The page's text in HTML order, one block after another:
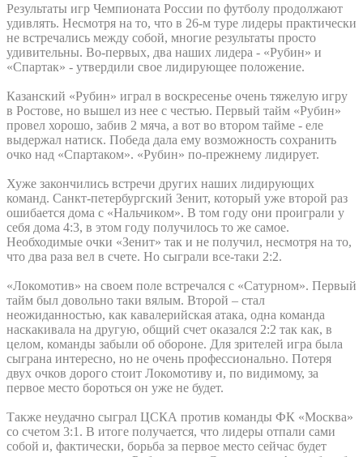
Результаты игр Чемпионата России по футболу продолжают
удивлять. Несмотря на то, что в 26-м туре лидеры практически
не встречались между собой, многие результаты просто
удивительны. Во-первых, два наших лидера - «Рубин» и
«Спартак» - утвердили свое лидирующее положение.
Казанский «Рубин» играл в воскресенье очень тяжелую игру
в Ростове, но вышел из нее с честью. Первый тайм «Рубин»
провел хорошо, забив 2 мяча, а вот во втором тайме - еле
выдержал натиск. Победа дала ему возможность сохранить
очко над «Спартаком». «Рубин» по-прежнему лидирует.
Хуже закончились встречи других наших лидирующих
команд. Санкт-петербургский Зенит, который уже второй раз
ошибается дома с «Нальчиком». В том году они проиграли у
себя дома 4:3, в этом году получилось то же самое.
Необходимые очки «Зенит» так и не получил, несмотря на то,
что два раза вел в счете. Но сыграли все-таки 2:2.
«Локомотив» на своем поле встречался с «Сатурном». Первый
тайм был довольно таки вялым. Второй – стал
неожиданностью, как кавалерийская атака, одна команда
наскакивала на другую, общий счет оказался 2:2 так как, в
целом, команды забыли об обороне. Для зрителей игра была
сыграна интересно, но не очень профессионально. Потеря
двух очков дорого стоит Локомотиву и, по видимому, за
первое место бороться он уже не будет.
Также неудачно сыграл ЦСКА против команды ФК «Москва»
со счетом 3:1. В итоге получается, что лидеры отпали сами
собой и, фактически, борьба за первое место сейчас будет